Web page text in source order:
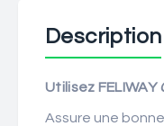
Description
Utilisez FELIWAY
Assure une